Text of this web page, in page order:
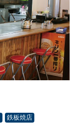
鉄板焼店